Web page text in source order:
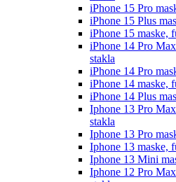
iPhone 15 Pro
iPhone 15 Plus
iPhone 15 maske,
iPhone 14 Pro Max
stakla
iPhone 14 Pro
iPhone 14 maske,
iPhone 14 Plus
Iphone 13 Pro Max
stakla
Iphone 13 Pro
Iphone 13 maske,
Iphone 13 Mini
Iphone 12 Pro Max